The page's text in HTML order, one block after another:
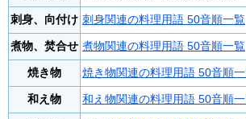
刺身、向付け 刺身関連の料理用語 50音順一覧
煮物、焚合せ 煮物関連の料理用語 50音順一覧
焼き物 焼き物関連の料理用語 50音順
和え物 和え物関連の料理用語 50音順